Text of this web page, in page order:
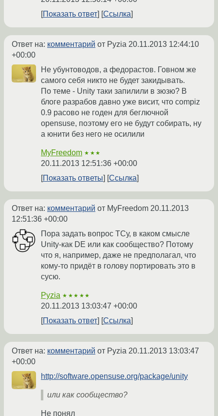
Показать ответ
Ссылка
Ответ на: комментарий от Pyzia 20.11.2013 12:44:10
+00:00
Не убунтоводов, а федорастов. Говном же
самого себя никто не будет закидывать.
По теме - Unity таки запилили в зюзю? В
блоге разрабов давно уже висит, что compiz
0.9 расово не годен для беглючной
opensuse, поэтому его не будут собирать, ну
а юнити без него не осилили
MyFreedom ★★★
20.11.2013 12:51:36 +00:00
Показать ответы
Ссылка
Ответ на: комментарий от MyFreedom 20.11.2013
12:51:36 +00:00
Пора задать вопрос ТСу, в каком смысле
Unity-как DE или как сообщество? Потому
что я, например, даже не предполагал, что
кому-то придёт в голову портировать это в
сусю.
Pyzia ★★★★★
20.11.2013 13:03:47 +00:00
Показать ответ
Ссылка
Ответ на: комментарий от Pyzia 20.11.2013 13:03:47
+00:00
http://software.opensuse.org/package/unity
или как сообщество?
Не понял